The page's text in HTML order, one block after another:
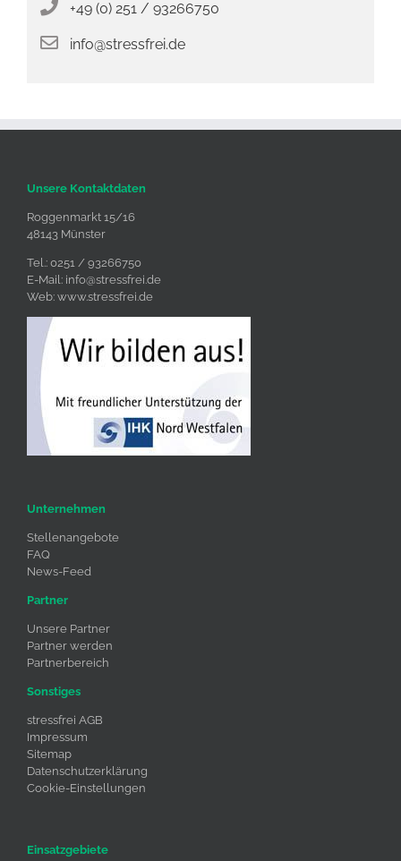
+49 (0) 251 / 93266750
info@stressfrei.de
Unsere Kontaktdaten
Roggenmarkt 15/16
48143 Münster
Tel.: 0251 / 93266750
E-Mail: info@stressfrei.de
Web: www.stressfrei.de
Unternehmen
Stellenangebote
FAQ
News-Feed
Partner
Unsere Partner
Partner werden
Partnerbereich
Sonstiges
stressfrei AGB
Impressum
Sitemap
Datenschutzerklärung
Cookie-Einstellungen
Einsatzgebiete